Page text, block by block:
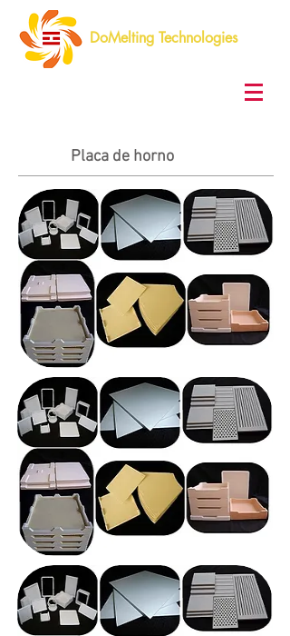
DoMelting Technologies
Placa de horno